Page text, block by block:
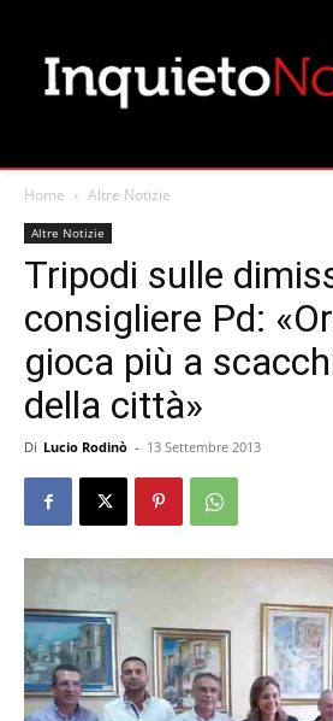
Home Altre Notizie
Altre Notizie
Tripodi sulle
consigliere Pd:
gioca più a
della città»
Di Lucio Rodinò - 13 Settembre 2013